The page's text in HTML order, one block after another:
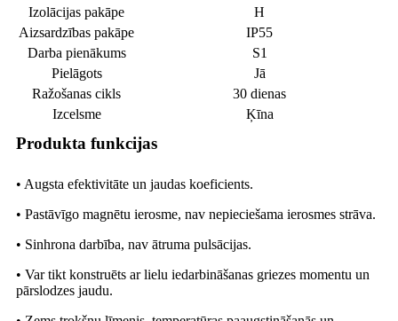
Izolācijas pakāpe
H
Aizsardzības pakāpe
IP55
Darba pienākums
S1
Pielāgots
Jā
Ražošanas cikls
30 dienas
Izcelsme
Ķīna
Produkta funkcijas
• Augsta efektivitāte un jaudas koeficients.
• Pastāvīgo magnētu ierosme, nav nepieciešama ierosmes strāva.
• Sinhrona darbība, nav ātruma pulsācijas.
• Var tikt konstruēts ar lielu iedarbināšanas griezes momentu un
pārslodzes jaudu.